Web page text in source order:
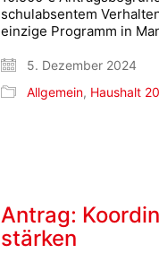
schulabsentem
einzige Programm in
5. Dezember 2024
Allgemein, Haushalt
Antrag:
stärken